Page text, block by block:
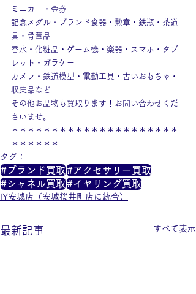
ミニカー・金券
記念メダル・ブランド食器・勲章・鉄瓶・茶道
具・骨董品
香水・化粧品・ゲーム機・楽器・スマホ・タブ
レット・ガラケー
カメラ・鉄道模型・電動工具・古いおもちゃ・
収集品など
その他お品物も買取ります！お問い合わせくだ
さいませ。
＊＊＊＊＊＊＊＊＊＊＊＊＊＊＊＊＊＊＊＊＊
＊＊＊＊＊＊
タグ：
#ブランド買取#アクセサリー買取
#シャネル買取#イヤリング買取
IY安城店（安城桜井町店に統合）
最新記事 すべて表示